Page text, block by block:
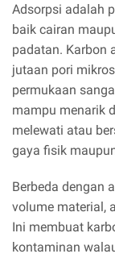
Adsorpsi adalah
baik cairan
padatan. Karbon
jutaan pori
permukaan
mampu menarik
melewati atau
gaya fisik
Berbeda dengan
volume material,
Ini membuat
kontaminan